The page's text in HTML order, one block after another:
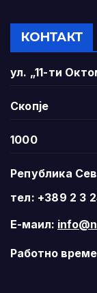
КОНТАКТ
ул. „11-ти
Скопје
1000
Република
тел: +389 2 3
Е-маил:
Работно